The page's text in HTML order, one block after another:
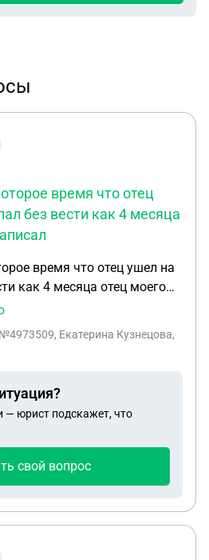
время что отец
без вести как 4 месяца
время что отец ушел на
как 4 месяца отец моего
на тетю и она
о рождении и
Екатерина Кузнецова,
— юрист подскажет, что
свой вопрос